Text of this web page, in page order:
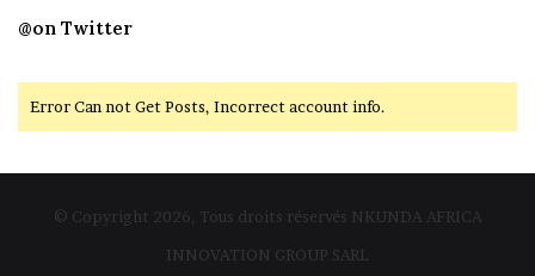
@on Twitter
Error Can not Get Posts, Incorrect account info.
© Copyright 2026, Tous droits réservés NKUNDA AFRICA
INNOVATION GROUP SARL